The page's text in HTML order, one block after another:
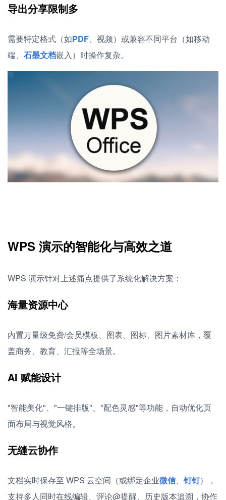
导出分享限制多
需要特定格式（如PDF、视频）或兼容不同平台（如移动
端、 石墨文档嵌入）时操作复杂。
WPS 演示的智能化与高效之道
WPS 演示针对上述痛点提供了系统化解决方案：
海量资源中心
内置万量级免费/会员模板、图表、图标、图片素材库，覆
盖商务、教育、汇报等全场景。
AI 赋能设计
"智能美化"、"一键排版"、"配色灵感"等功能，自动优化页
面布局与视觉风格。
无缝云协作
文档实时保存至 WPS 云空间（或绑定企业微信、钉钉），
支持多人同时在线编辑、评论@提醒、历史版本追溯，协作